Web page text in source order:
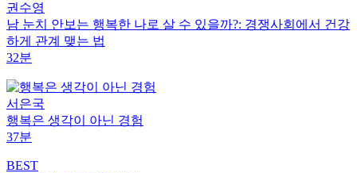
권수영
남 눈치 안보는 행복한 나로 살 수 있을까?: 경쟁사회에서 건강
하게 관계 맺는 법
32분
서은국
행복은 생각이 아닌 경험
37분
BEST